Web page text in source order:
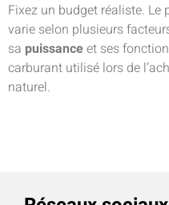
Fixez un budget réaliste. Le
varie selon plusieurs
sa puissanceet ses
carburant utilisé lors de
naturel.